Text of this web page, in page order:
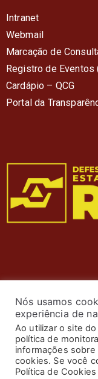
Intranet
Webmail
Marcação de
Registro de Eventos
Cardápio – QCG
Portal da
© 2024 Corpo de
Nós usamos
experiência de
Ao utilizar o site
política de
informações
cookies. Se você
Política de Cookies